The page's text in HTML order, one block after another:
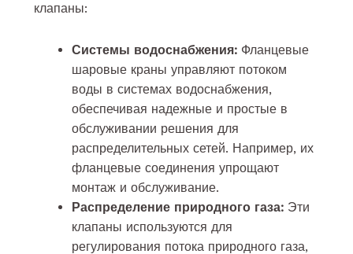
клапаны:
Системы водоснабжения:Фланцевые
шаровые краны управляют потоком
воды в системах водоснабжения,
обеспечивая надежные и простые в
обслуживании решения для
распределительных сетей. Например, их
фланцевые соединения упрощают
монтаж и обслуживание.
Распределение природного газа:Эти
клапаны используются для
регулирования потока природного газа,